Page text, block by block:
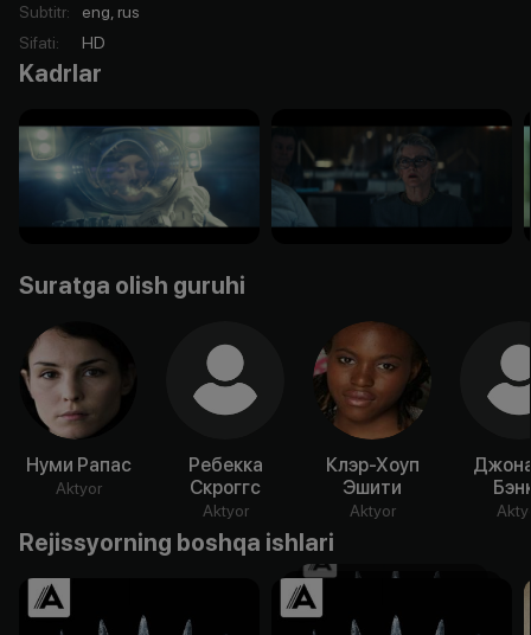
Subtitr:
eng, rus
Sifati: HD
Kadrlar
Suratga olish guruhi
Нуми Рапас
Aktyor
Ребекка
Скроггс
Aktyor
Клэр-Хоуп
Эшити
Aktyor
Rejissyorning boshqa ishlari